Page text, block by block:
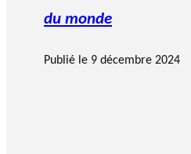
du monde
Publié le 9 décembre 2024